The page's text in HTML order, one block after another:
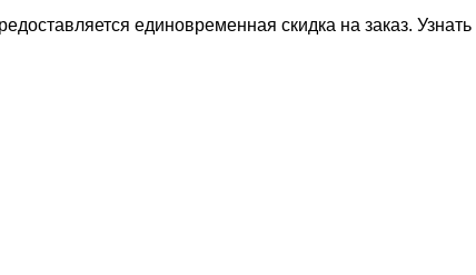
единовременная скидка на заказ.